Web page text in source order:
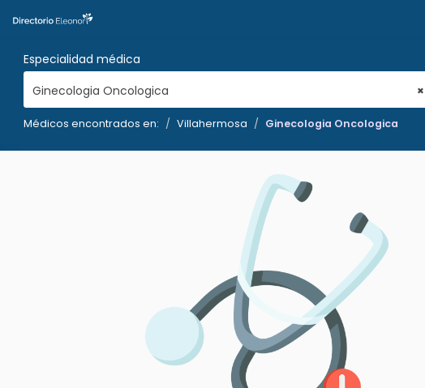
Especialidad médica
×
Ginecologia Oncologica
Médicos encontrados en: Villahermosa Ginecologia Oncologica